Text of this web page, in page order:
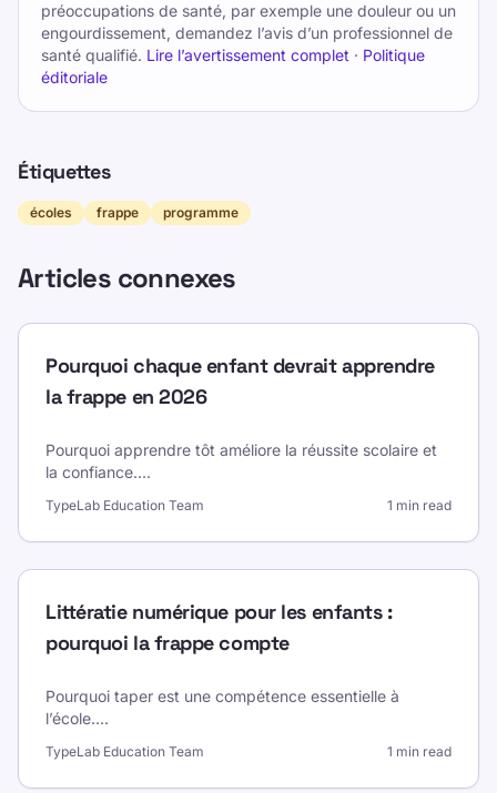
préoccupations de santé, par exemple une douleur ou un
engourdissement, demandez l’avis d’un professionnel de
santé qualifié. Lire l’avertissement complet · Politique
éditoriale
Étiquettes
écoles frappe programme
Articles connexes
Pourquoi chaque enfant devrait apprendre
la frappe en 2026
Pourquoi apprendre tôt améliore la réussite scolaire et
la confiance....
TypeLab Education Team 1 min read
Littératie numérique pour les enfants :
pourquoi la frappe compte
Pourquoi taper est une compétence essentielle à
l’école....
TypeLab Education Team 1 min read